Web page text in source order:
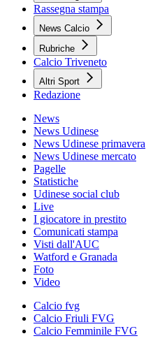
Rassegna stampa
News Calcio
Rubriche
Calcio Triveneto
Altri Sport
Redazione
News
News Udinese
News Udinese primavera
News Udinese mercato
Pagelle
Statistiche
Udinese social club
Live
I giocatore in prestito
Comunicati stampa
Visti dall'AUC
Watford e Granada
Foto
Video
Calcio fvg
Calcio Friuli FVG
Calcio Femminile FVG